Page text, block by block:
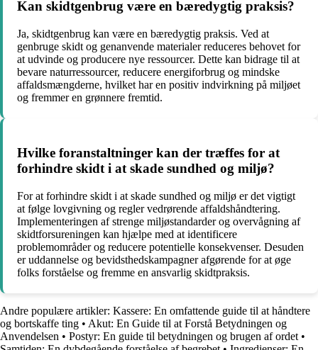
Kan skidtgenbrug være en bæredygtig praksis?
Ja, skidtgenbrug kan være en bæredygtig praksis. Ved at
genbruge skidt og genanvende materialer reduceres behovet for
at udvinde og producere nye ressourcer. Dette kan bidrage til at
bevare naturressourcer, reducere energiforbrug og mindske
affaldsmængderne, hvilket har en positiv indvirkning på miljøet
og fremmer en grønnere fremtid.
Hvilke foranstaltninger kan der træffes for at
forhindre skidt i at skade sundhed og miljø?
For at forhindre skidt i at skade sundhed og miljø er det vigtigt
at følge lovgivning og regler vedrørende affaldshåndtering.
Implementeringen af strenge miljøstandarder og overvågning af
skidtforsureningen kan hjælpe med at identificere
problemområder og reducere potentielle konsekvenser. Desuden
er uddannelse og bevidsthedskampagner afgørende for at øge
folks forståelse og fremme en ansvarlig skidtpraksis.
Andre populære artikler: Kassere: En omfattende guide til at håndtere
og bortskaffe ting • Akut: En Guide til at Forstå Betydningen og
Anvendelsen • Postyr: En guide til betydningen og brugen af ordet •